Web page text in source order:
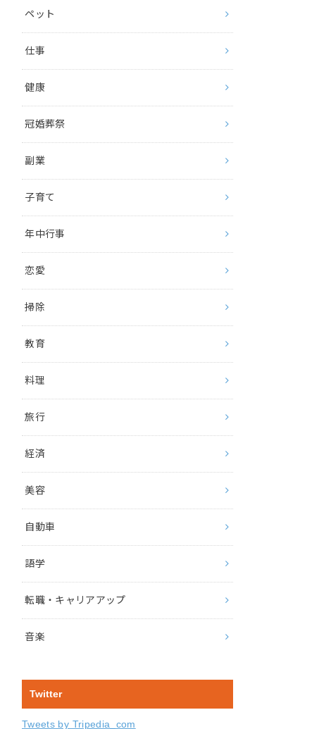
ペット
仕事
健康
冠婚葬祭
副業
子育て
年中行事
恋愛
掃除
教育
料理
旅行
経済
美容
自動車
語学
転職・キャリアアップ
音楽
Twitter
Tweets by Tripedia_com